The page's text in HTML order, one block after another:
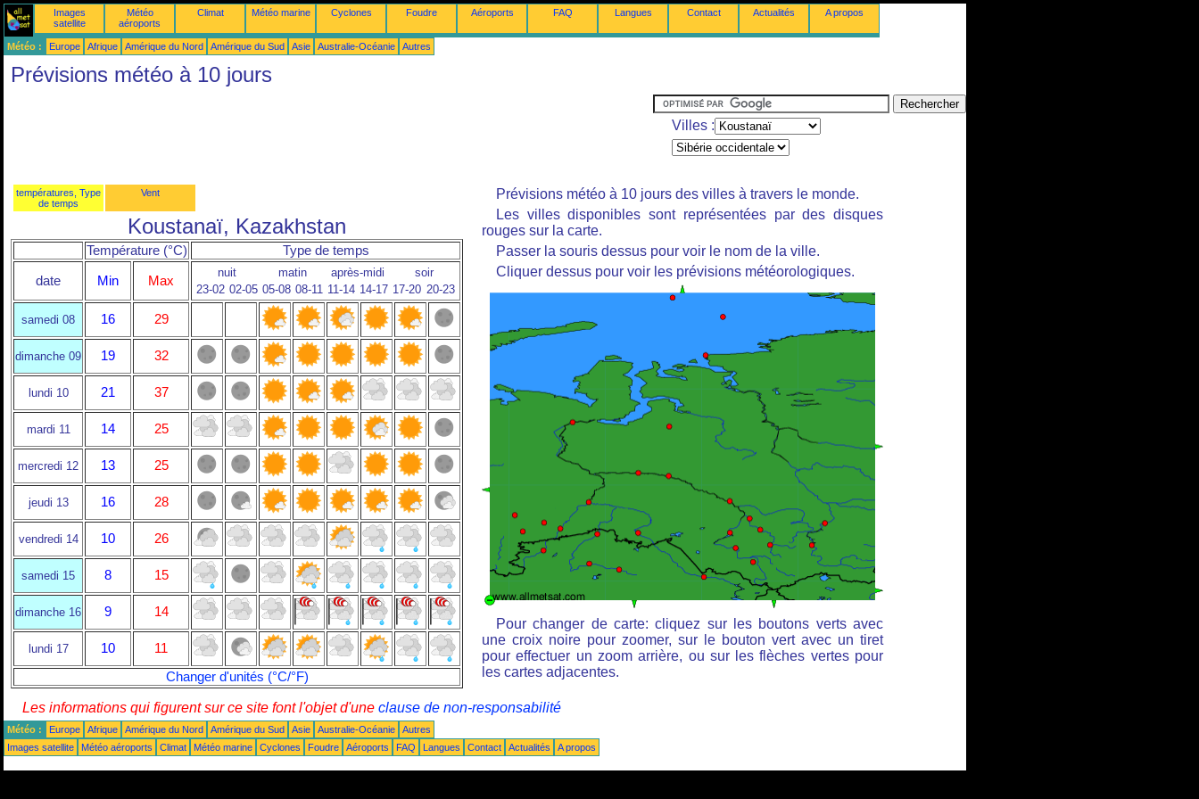
Images
satellite
Météo
aéroports
Climat Météo marine Cyclones Foudre Aéroports FAQ Langues Contact Actualités A propos
Météo : Europe Afrique Amérique du Nord Amérique du Sud Asie Australie-Océanie Autres
Prévisions météo à 10 jours
Villes :
températures, Type
de temps
Vent
Koustanaï, Kazakhstan
Température (°C) Type de temps
date Min Max
nuit matin après-midi
soir
23-02 02-05 05-08 08-11 11-14 14-17 17-20 20-23
samedi 08 16 29
dimanche 09 19 32
lundi 10 21 37
mardi 11 14 25
mercredi 12 13 25
jeudi 13 16 28
vendredi 14 10 26
samedi 15 8 15
dimanche 16 9 14
lundi 17 10
11
Changer d'unités (°C/°F)
Prévisions météo à 10 jours des villes à travers le monde.
Les villes disponibles sont représentées par des disques
rouges sur la carte.
Passer la souris dessus pour voir le nom de la ville.
Cliquer dessus pour voir les prévisions météorologiques.
Pour changer de carte: cliquez sur les boutons verts avec
une croix noire pour zoomer, sur le bouton vert avec un tiret
pour effectuer un zoom arrière, ou sur les flèches vertes pour
les cartes adjacentes.
Les informations qui figurent sur ce site font l'objet d'une clause de non-responsabilité
Météo : Europe Afrique Amérique du Nord Amérique du Sud Asie Australie-Océanie
Autres
Images satellite
Météo aéroports Climat Météo marine Cyclones Foudre Aéroports FAQ Langues Contact Actualités A propos